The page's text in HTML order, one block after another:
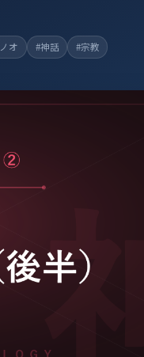
オ #神話 #宗教